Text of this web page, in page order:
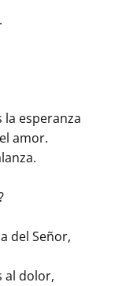
la esperanza
amor.
del Señor,
al dolor,